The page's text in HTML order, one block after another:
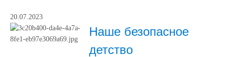
20.07.2023
Наше безопасное
детство